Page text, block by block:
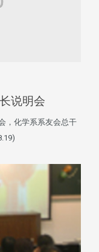
说明会
化学系系友会总干